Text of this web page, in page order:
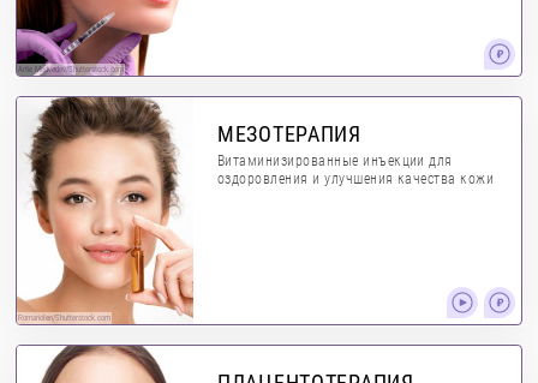
Artie Medvedev/Shutterstock.com
RomarioIen/Shutterstock.com
МЕЗОТЕРАПИЯ
Витаминизированные инъекции для
оздоровления и улучшения качества кожи